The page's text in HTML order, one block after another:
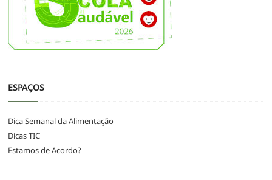
ESPAÇOS
Dica Semanal da Alimentação
Dicas TIC
Estamos de Acordo?